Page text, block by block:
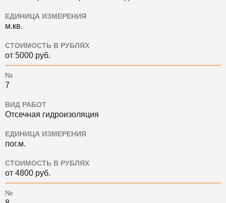
ЕДИНИЦА ИЗМЕРЕНИЯ
м.кв.
СТОИМОСТЬ В РУБЛЯХ
от 5000 руб.
№
7
ВИД РАБОТ
Отсечная гидроизоляция
ЕДИНИЦА ИЗМЕРЕНИЯ
пог.м.
СТОИМОСТЬ В РУБЛЯХ
от 4800 руб.
№